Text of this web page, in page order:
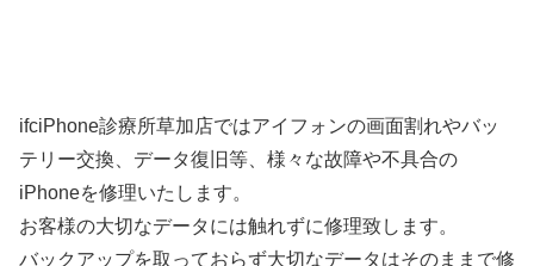
ifciPhone診療所草加店ではアイフォンの画面割れやバッ
テリー交換、データ復旧等、様々な故障や不具合の
iPhoneを修理いたします。
お客様の大切なデータには触れずに修理致します。
バックアップを取っておらず大切なデータはそのままで修